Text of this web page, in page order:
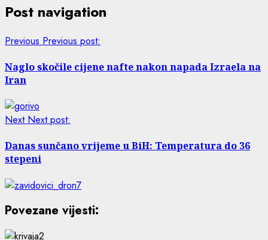
Post navigation
Previous Previous post:
Naglo skočile cijene nafte nakon napada Izraela na
Iran
Next Next post:
Danas sunčano vrijeme u BiH: Temperatura do 36
stepeni
Povezane vijesti: